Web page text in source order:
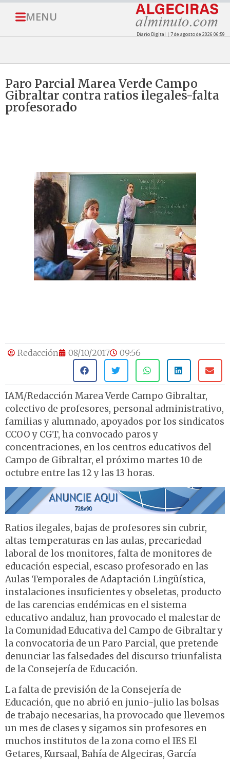
MENU
Diario Digital | 7 de agosto de 2026 06:59
Paro Parcial Marea Verde Campo
Gibraltar contra ratios ilegales-falta
profesorado
Redacción 08/10/2017 09:56
IAM/Redacción Marea Verde Campo Gibraltar,
colectivo de profesores, personal administrativo,
familias y alumnado, apoyados por los sindicatos
CCOO y CGT, ha convocado paros y
concentraciones, en los centros educativos del
Campo de Gibraltar, el próximo martes 10 de
octubre entre las 12 y las 13 horas.
Ratios ilegales, bajas de profesores sin cubrir,
altas temperaturas en las aulas, precariedad
laboral de los monitores, falta de monitores de
educación especial, escaso profesorado en las
Aulas Temporales de Adaptación Lingüística,
instalaciones insuficientes y obseletas, producto
de las carencias endémicas en el sistema
educativo andaluz, han provocado el malestar de
la Comunidad Educativa del Campo de Gibraltar y
la convocatoria de un Paro Parcial, que pretende
denunciar las falsedades del discurso triunfalista
de la Consejería de Educación.
La falta de previsión de la Consejería de
Educación, que no abrió en junio-julio las bolsas
de trabajo necesarias, ha provocado que llevemos
un mes de clases y sigamos sin profesores en
muchos institutos de la zona como el IES El
Getares, Kursaal, Bahía de Algeciras, García